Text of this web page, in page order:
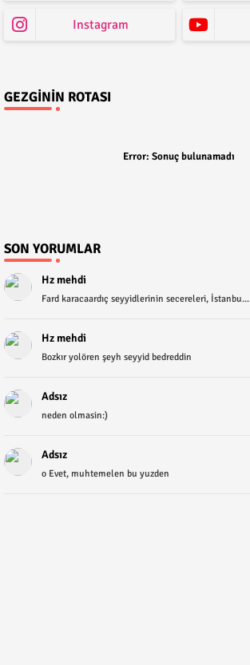
Instagram
GEZGININ ROTASI
Error: Sonuç bulunamadı
SON YORUMLAR
Hz mehdi
Fard karacaardıç seyyidlerinin secereleri, İstanbu...
Hz mehdi
Bozkır yolören şeyh seyyid bedreddin
Adsız
neden olmasin:)
Adsız
o Evet, muhtemelen bu yuzden